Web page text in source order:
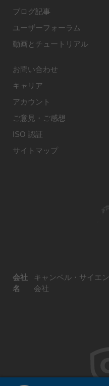
ブログ記事
ユーザーフォーラム
動画とチュートリアル
お問い合わせ
キャリア
アカウント
ご意見・ご感想
ISO 認証
サイトマップ
会社
名
キャンベル・サイエ
会社